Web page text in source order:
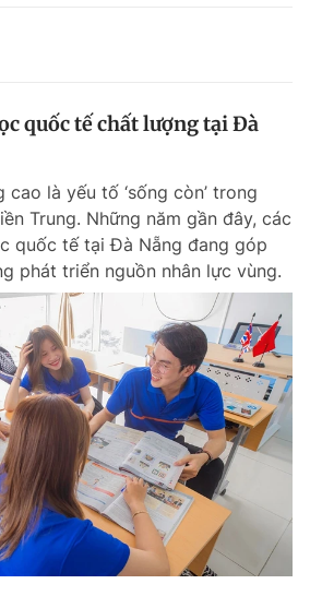
quốc tế chất lượng tại Đà
là yếu tố ‘sống còn’ trong
Trung. Những năm gần đây, các
quốc tế tại Đà Nẵng đang góp
phát triển nguồn nhân lực vùng.